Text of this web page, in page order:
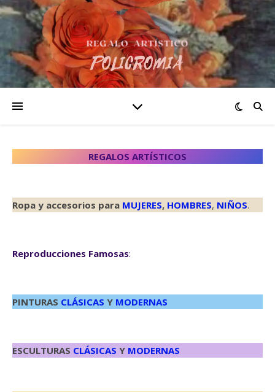
REGALOS ARTÍSTICOS
Ropa y accesorios para MUJERES, HOMBRES, NIÑOS.
Reproducciones Famosas:
PINTURAS CLÁSICAS Y MODERNAS
ESCULTURAS CLÁSICAS Y MODERNAS